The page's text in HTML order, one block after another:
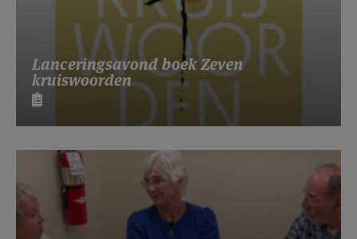
Lanceringsavond boek Zeven
kruiswoorden